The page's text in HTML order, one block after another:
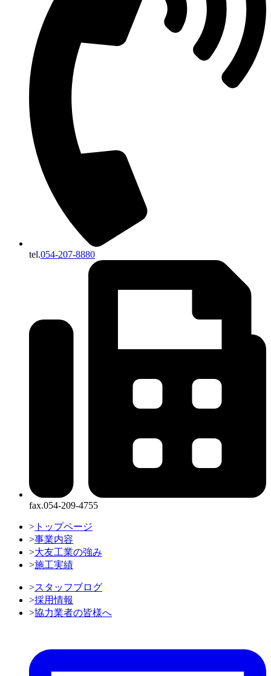
tel.054-207-8880
fax.054-209-4755
> トップページ
>事業内容
>大友工業の強み
>施工実績
>スタッフブログ
>採用情報
>協力業者の皆様へ